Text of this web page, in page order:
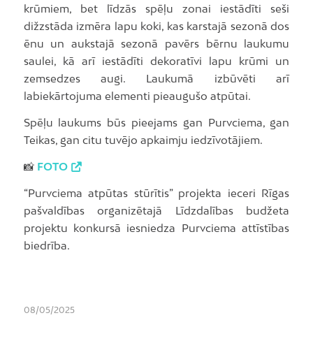
krūmiem, bet līdzās spēļu zonai iestādīti seši
dižzstāda izmēra lapu koki, kas karstajā sezonā dos
ēnu un aukstajā sezonā pavērs bērnu laukumu
saulei, kā arī iestādīti dekoratīvi lapu krūmi un
zemsedzes augi. Laukumā izbūvēti arī
labiekārtojuma elementi pieaugušo atpūtai.
Spēļu laukums būs pieejams gan Purvciema, gan
Teikas, gan citu tuvējo apkaimju iedzīvotājiem.
📸 FOTO
“Purvciema atpūtas stūrītis” projekta ieceri Rīgas
pašvaldības organizētajā Līdzdalības budžeta
projektu konkursā iesniedza Purvciema attīstības
biedrība.
08/05/2025